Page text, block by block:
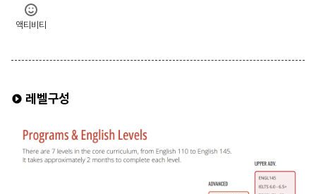
액티비티
레벨구성